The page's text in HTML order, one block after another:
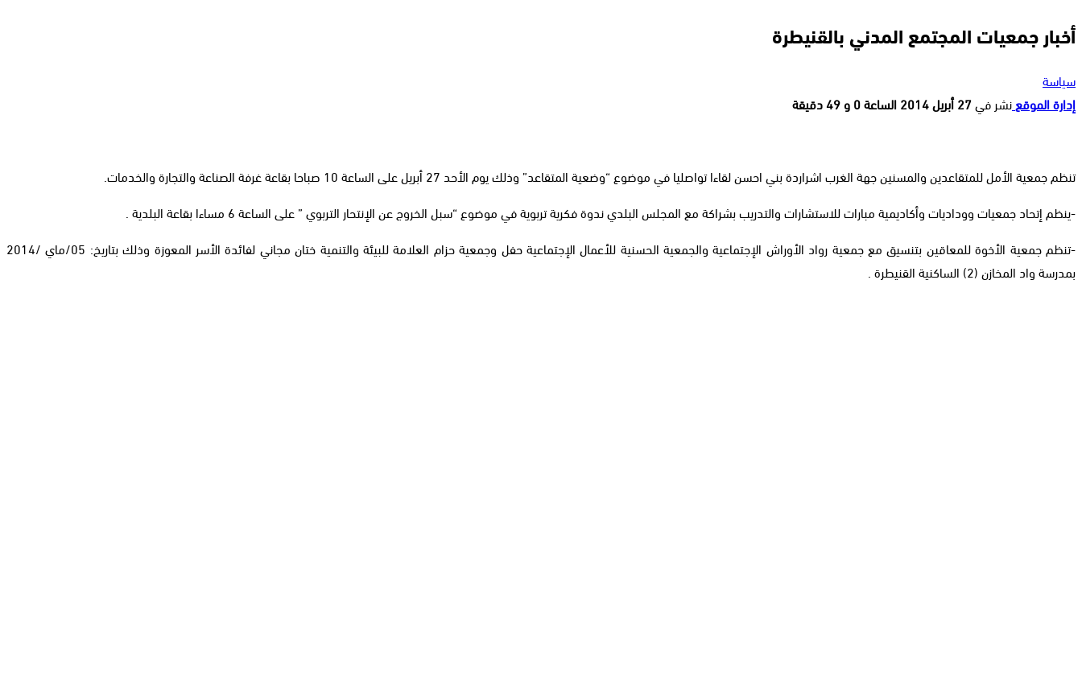
أخبار جمعيات المجتمع المدني بالقنيطرة
سياسة
إدارة الموقعنشر في27 أبريل 2014 الساعة 0 و 49 دقيقة
تنظم جمعية الأمل للمتقاعدين والمسنين جهة الغرب اشراردة بني احسن لقاءا تواصليا في موضوع “وضعية المتقاعد” وذلك يوم الأحد 27 أبريل على الساعة 10 صباحا بقاعة غرفة الصناعة والتجارة والخدمات.
-ينظم إتحاد جمعيات ووداديات وأكاديمية مبارات للاستشارات والتدريب بشراكة مع المجلس البلدي ندوة فكرية تربوية في موضوع “سبل الخروج عن الإنتحار التربوي ” على الساعة 6 مساءا بقاعة البلدية .
-تنظم جمعية الأخوة للمعاقين بتنسيق مع جمعية رواد الأوراش الإجتماعية والجمعية الحسنية للأعمال الإجتماعية حفل وجمعية حزام العلامة للبيئة والتنمية ختان مجاني لفائدة الأسر المعوزة وذلك بتاريخ: 05/ماي /2014
بمدرسة واد المخازن (2) الساكنية القنيطرة .